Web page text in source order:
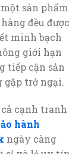
sản phẩm
đều được
minh bạch
giới hạn
tiếp cận sản
gặp trở ngại.
cạnh tranh
hành
ngày càng